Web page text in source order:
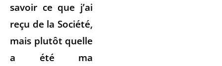
savoir ce que j’ai
reçu de la Société,
mais plutôt quelle
a été ma